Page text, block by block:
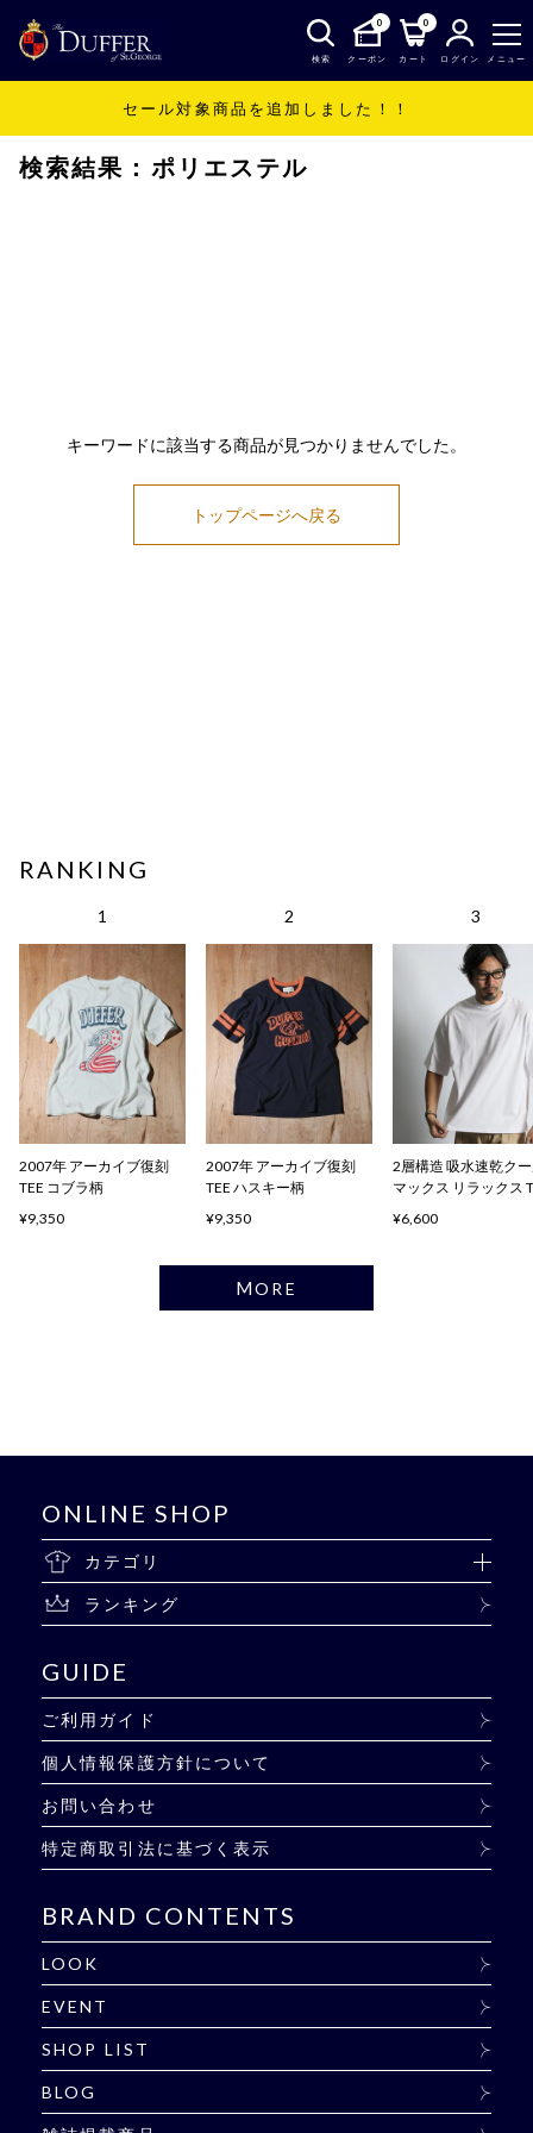
検索
0
クーポン
0
カート ログイン メニュー
セール対象商品を追加しました！！
ポリエステル
検索結果：ポリエステル
キーワードに該当する商品が見つかりませんでした。
トップページへ戻る
RANKING
2007年 アーカイブ復刻
TEE コブラ柄
¥9,350
2007年 アーカイブ復刻
TEE ハスキー柄
¥9,350
2層構造 吸水速乾ク
マックス リラックス
¥6,600
MORE
ONLINE SHOP
カテゴリ
ランキング
GUIDE
ご利用ガイド
個人情報保護方針について
お問い合わせ
特定商取引法に基づく表示
BRAND CONTENTS
LOOK
EVENT
SHOP LIST
BLOG